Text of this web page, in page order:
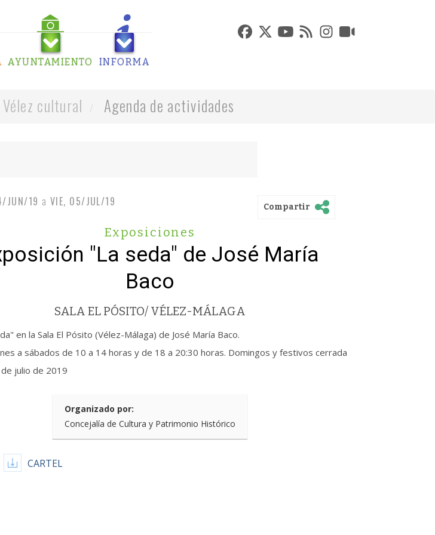
AYUNTAMIENTO INFORMA
Vélez cultural Agenda de actividades
JUN/19 a VIE, 05/JUL/19 Compartir
Exposiciones
"La seda" de José María
Baco
SALA EL PÓSITO/ VÉLEZ-MÁLAGA
en la Sala El Pósito (Vélez-Málaga) de José María Baco.
a sábados de 10 a 14 horas y de 18 a 20:30 horas. Domingos y festivos cerrada
julio de 2019
Organizado por:
Concejalía de Cultura y Patrimonio Histórico
CARTEL